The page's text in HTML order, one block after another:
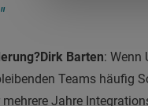
Dirk Barten: Wenn
Teams häufig
Jahre